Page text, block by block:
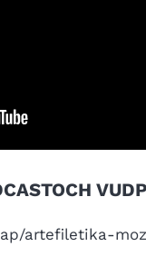
artefiletika-